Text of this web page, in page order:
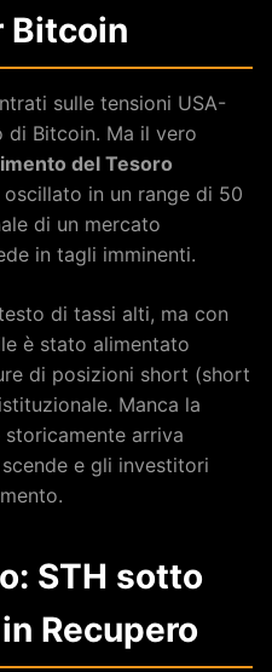
Bitcoin
sulle tensioni USA-
di Bitcoin. Ma il vero
del Tesoro
oscillato in un range di 50
di un mercato
in tagli imminenti.
di tassi alti, ma con
è stato alimentato
di posizioni short (short
Manca la
arriva
e gli investitori
STH sotto
Recupero